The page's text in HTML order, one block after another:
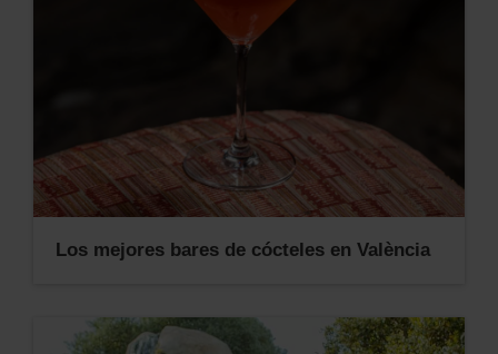
Los mejores bares de cócteles en València